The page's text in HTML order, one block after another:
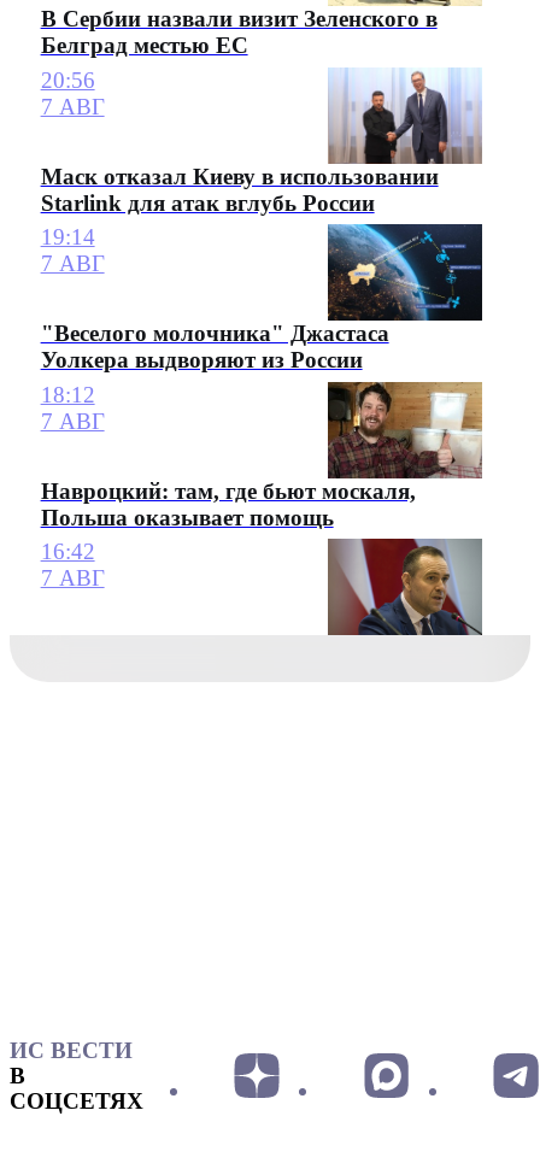
В Сербии назвали визит Зеленского в
Белград местью ЕС
20:56
7 АВГ
Маск отказал Киеву в использовании
Starlink для атак вглубь России
19:14
7 АВГ
"Веселого молочника" Джастаса
Уолкера выдворяют из России
18:12
7 АВГ
Навроцкий: там, где бьют москаля,
Польша оказывает помощь
16:42
7 АВГ
ИС ВЕСТИ
В
СОЦСЕТЯХ